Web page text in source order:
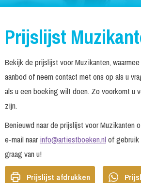
Prijslijst
Bekijk de prijslijst voor Muzikanten,
aanbod of neem contact met ons op als u
als u een boeking wilt doen. Zo voorkomt u
zijn.
Benieuwd naar de prijslijst voor Muzikanten
e-mail naarinfo@artiestboeken.nlof gebruik
graag van u!
Prijslijst afdrukken